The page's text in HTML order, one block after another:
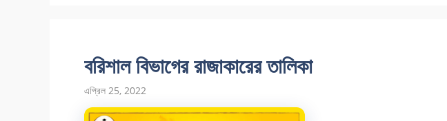
বরিশাল বিভাগের রাজাকারের তালিকা
এপ্রিল 25, 2022